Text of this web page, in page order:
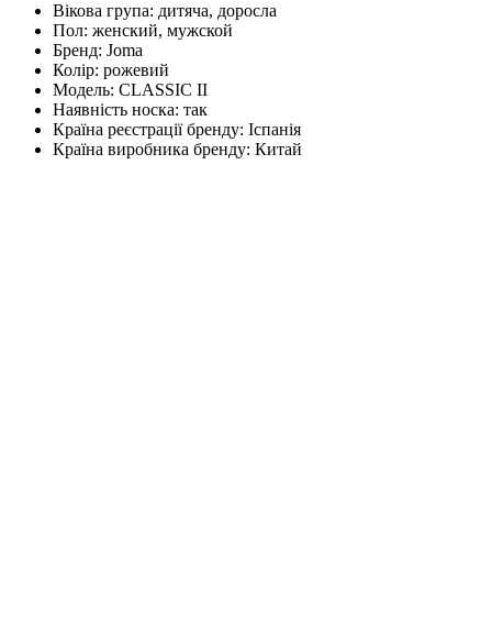
Вікова група: дитяча, доросла
Пол: женский, мужской
Бренд: Joma
Колір: рожевий
Модель: CLASSIC II
Наявність носка: так
Країна реєстрації бренду: Іспанія
Країна виробника бренду: Китай